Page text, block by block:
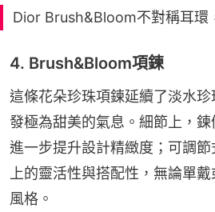
Dior Brush&Bloom不對稱耳環
4. Brush&Bloom項鍊
這條花朵珍珠項鍊延續了淡水
發極為甜美的氣息。細節上，鍊
進一步提升設計精緻度；可調
上的靈活性與搭配性，無論單
風格。